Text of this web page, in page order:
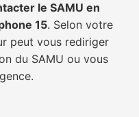
le SAMU en
15. Selon votre
peut vous rediriger
du SAMU ou vous